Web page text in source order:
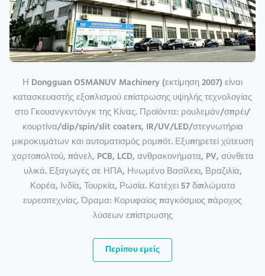
Η Dongguan OSMANUV Machinery (εκτίμηση 2007) είναι
κατασκευαστής εξοπλισμού επίστρωσης υψηλής τεχνολογίας
στο Γκουανγκντόνγκ της Κίνας. Προϊόντα: ρουλεμάν/σπρέι/
κουρτίνα/dip/spin/slit coaters, IR/UV/LED/στεγνωτήρια
μικροκυμάτων και αυτοματισμός ρομπότ. Εξυπηρετεί χύτευση
χαρτοπολτού, πάνελ, PCB, LCD, ανθρακονήματα, PV, σύνθετα
υλικά. Εξαγωγές σε ΗΠΑ, Ηνωμένο Βασίλειο, Βραζιλία,
Κορέα, Ινδία, Τουρκία, Ρωσία. Κατέχει 57 διπλώματα
ευρεσιτεχνίας. Όραμα: Κορυφαίος παγκόσμιος πάροχος
λύσεων επίστρωσης
Περίπου εμείς